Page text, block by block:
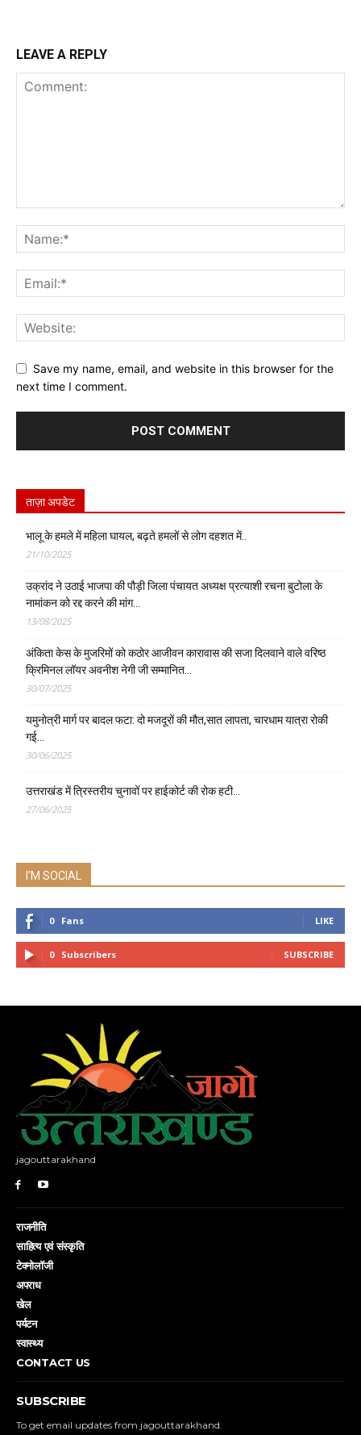
LEAVE A REPLY
Save my name, email, and website in this browser for the
next time I comment.
ताज़ा अपडेट
भालू के हमले में महिला घायल, बढ़ते हमलों से लोग दहशत में..
21/10/2025
उक्रांद ने उठाई भाजपा की पौड़ी जिला पंचायत अध्यक्ष प्रत्याशी रचना बुटोला के
नामांकन को रद्द करने की मांग…
13/08/2025
अंकिता केस के मुजरिमों को कठोर आजीवन कारावास की सजा दिलवाने वाले वरिष्ठ
क्रिमिनल लॉयर अवनीश नेगी जी सम्मानित…
30/07/2025
यमुनोत्री मार्ग पर बादल फटा: दो मजदूरों की मौत,सात लापता, चारधाम यात्रा रोकी
गई…
30/06/2025
उत्तराखंड में त्रिस्तरीय चुनावों पर हाईकोर्ट की रोक हटी…
27/06/2025
I'M SOCIAL
0 Fans LIKE
0 Subscribers SUBSCRIBE
jagouttarakhand
राजनीति
साहित्य एवं संस्कृति
टेक्नोलॉजी
अपराध
खेल
पर्यटन
स्वास्थ्य
CONTACT US
SUBSCRIBE
To get email updates from jagouttarakhand.